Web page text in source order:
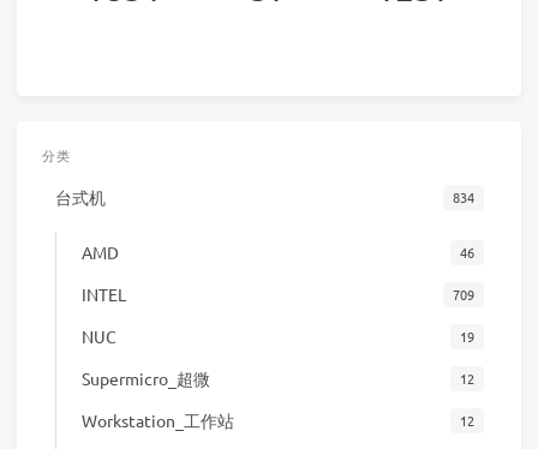
分类
台式机 834
AMD 46
INTEL 709
NUC 19
Supermicro_超微 12
Workstation_工作站 12